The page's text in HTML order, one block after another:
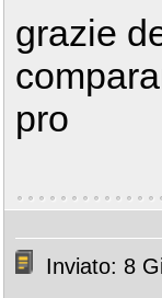
grazie
pro
Inviato: 8